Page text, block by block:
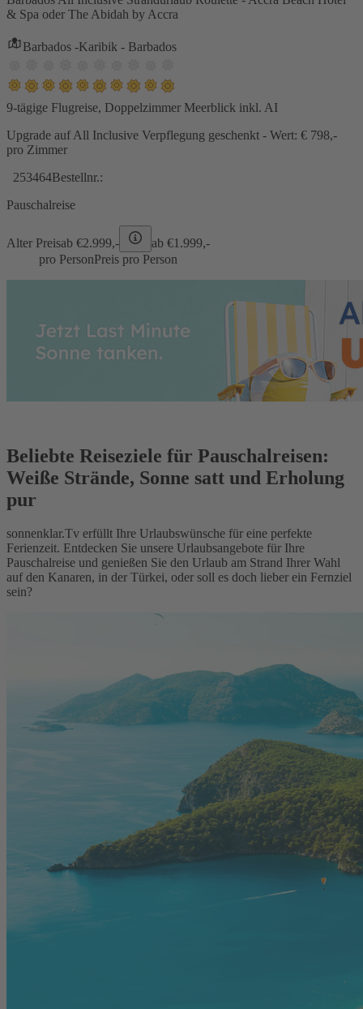
& Spa oder The Abidah by Accra
Barbados -Karibik - Barbados
9-tägige Flugreise, Doppelzimmer Meerblick inkl. AI
Upgrade auf All Inclusive Verpflegung geschenkt - Wert: € 798,-
pro Zimmer
253464Bestellnr.:
Pauschalreise
Alter Preisab €2.999,- ab €1.999,-
pro PersonPreis pro Person
Beliebte Reiseziele für Pauschalreisen:
Weiße Strände, Sonne satt und Erholung
pur
sonnenklar.Tv erfüllt Ihre Urlaubswünsche für eine perfekte
Ferienzeit. Entdecken Sie unsere Urlaubsangebote für Ihre
Pauschalreise und genießen Sie den Urlaub am Strand Ihrer Wahl
auf den Kanaren, in der Türkei, oder soll es doch lieber ein Fernziel
sein?